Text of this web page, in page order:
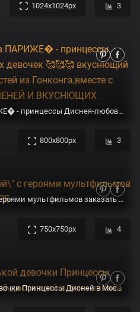
1024x1024px 3
ТОРТЫ И ВКУСНЯШКИ в ПАРИЖЕ� - принцессы Диснея-любовь маленьких девочек 🥰🥰🥰 вкуснющий тортик уехал радовать гостей из Гонконга,вместе с порциями МАНТ И ПЕЛЬМЕНЕЙ И ВКУСНЮЩИХ ПИРОЖЕНОК | Facebook
800x800px 3
Торт \"Принцессы Дисней\" с героями мультфильмов заказать с доставкой в СПБ
750x750px 4
Купить Торт для маленькой девочки Принцессы Дисней в Москве с быстрой доставкой в день заказа